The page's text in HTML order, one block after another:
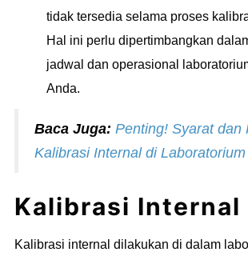
tidak tersedia selama proses
Hal ini perlu dipertimbangkan
jadwal dan operasional
Anda.
Baca Juga: Penting! Syarat dan
Kalibrasi Internal di Laboratorium
Kalibrasi Internal
Kalibrasi internal dilakukan di dalam